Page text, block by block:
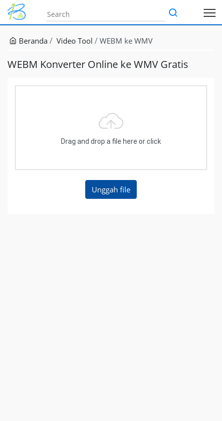
Beranda Video Tool WEBM ke WMV
WEBM Konverter Online ke WMV Gratis
Drag and drop a file here or click